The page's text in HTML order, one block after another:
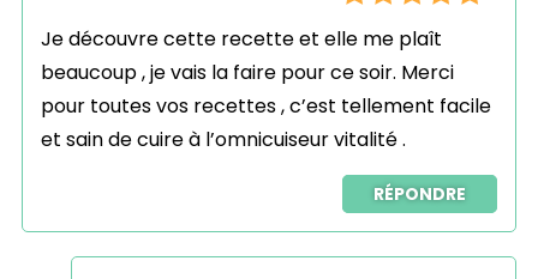
Je découvre cette recette et elle me plaît
beaucoup , je vais la faire pour ce soir. Merci
pour toutes vos recettes , c’est tellement facile
et sain de cuire à l’omnicuiseur vitalité .
RÉPONDRE